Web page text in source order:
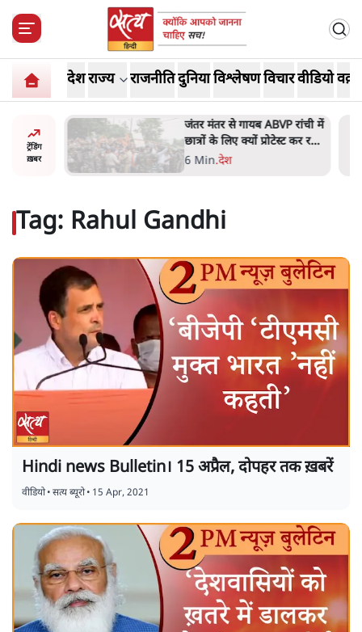
देशराज्य राजनीतिदुनियाविश्लेषणविचारवीडियो
ट्रेंडिंग
ख़बर
जंतर मंतर से गायब ABVP रांची में
छात्रों के लिए क्यों प्रोटेस्ट कर रही
6 Min.देश
Tag: Rahul Gandhi
Hindi news Bulletin। 15 अप्रैल, दोपहर तक ख़बरें
वीडियो•सत्य ब्यूरो• 15 Apr, 2021